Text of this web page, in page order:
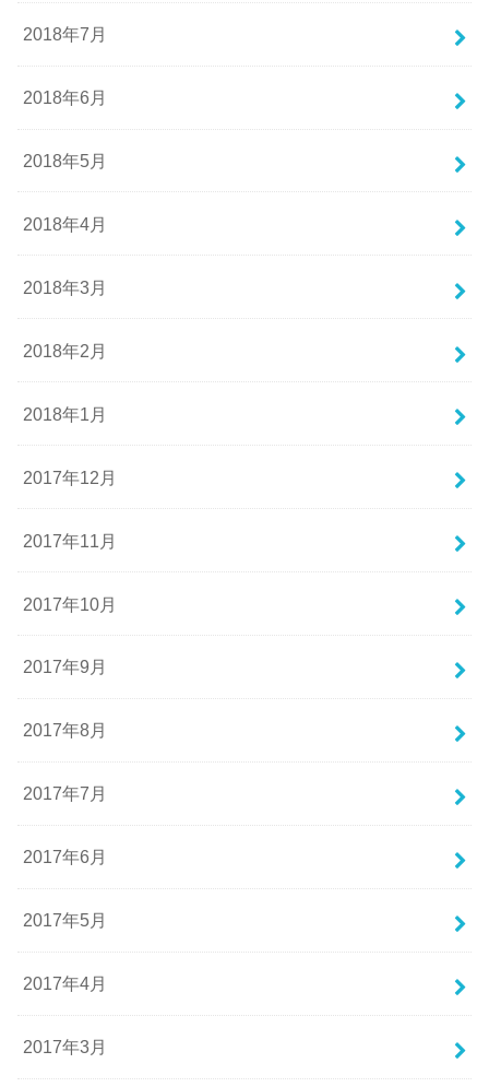
2018年7月
2018年6月
2018年5月
2018年4月
2018年3月
2018年2月
2018年1月
2017年12月
2017年11月
2017年10月
2017年9月
2017年8月
2017年7月
2017年6月
2017年5月
2017年4月
2017年3月